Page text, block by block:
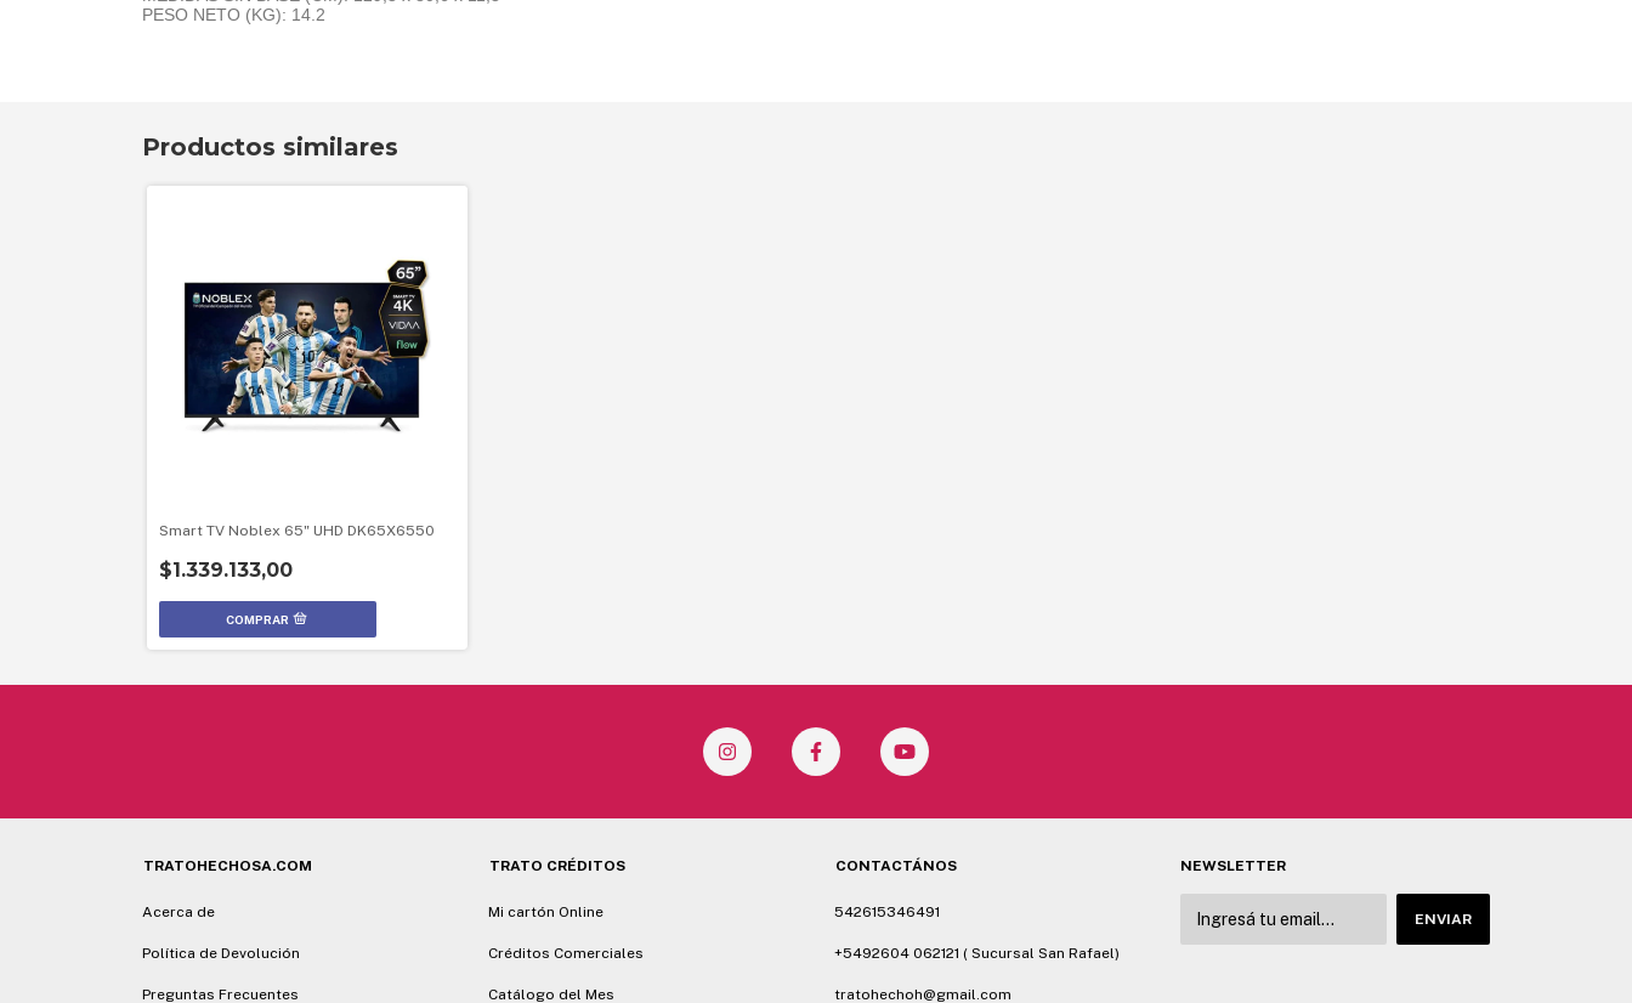
PESO NETO (KG): 14.2
Productos similares
Smart TV Noblex 65" UHD DK65X6550
$1.339.133,00
TRATOHECHOSA.COM
Acerca de
Política de Devolución
Preguntas Frecuentes
TRATO CRÉDITOS
Mi cartón Online
Créditos Comerciales
Catálogo del Mes
CONTACTÁNOS
542615346491
+5492604 062121 ( Sucursal San Rafael)
tratohechoh@gmail.com
NEWSLETTER